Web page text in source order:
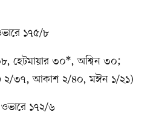
১৭৫/৮
হেটমায়ার ৩০*, অশ্বিন ৩০;
২/৩৭, আকাশ ২/৪০, মঈন ১/২১)
১৭২/৬